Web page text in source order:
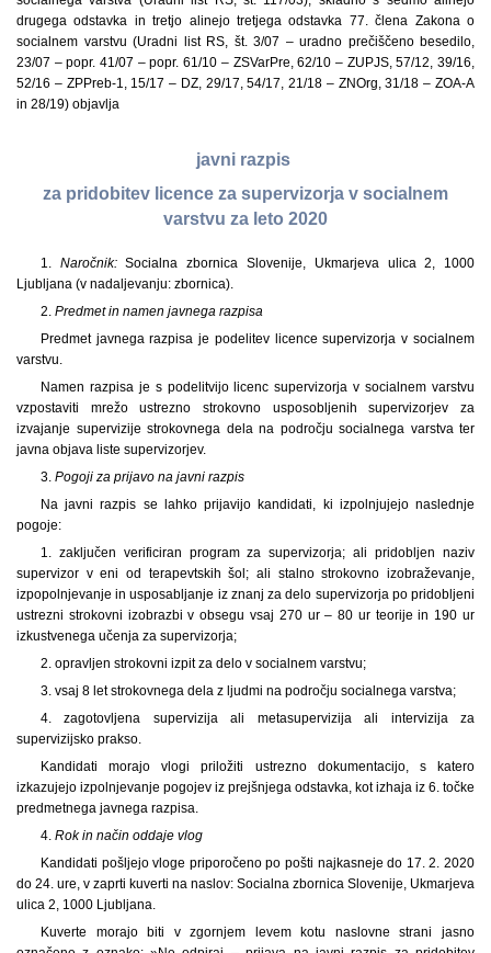
drugega odstavka in tretjo alinejo tretjega odstavka 77. člena Zakona o
socialnem varstvu (Uradni list RS, št. 3/07 – uradno prečiščeno besedilo,
23/07 – popr. 41/07 – popr. 61/10 – ZSVarPre, 62/10 – ZUPJS, 57/12, 39/16,
52/16 – ZPPreb-1, 15/17 – DZ, 29/17, 54/17, 21/18 – ZNOrg, 31/18 – ZOA-A
in 28/19) objavlja
javni razpis
za pridobitev licence za supervizorja v socialnem
varstvu za leto 2020
1. Naročnik:Socialna zbornica Slovenije, Ukmarjeva ulica 2, 1000
Ljubljana (v nadaljevanju: zbornica).
2. Predmet in namen javnega razpisa
Predmet javnega razpisa je podelitev licence supervizorja v socialnem
varstvu.
Namen razpisa je s podelitvijo licenc supervizorja v socialnem varstvu
vzpostaviti mrežo ustrezno strokovno usposobljenih supervizorjev za
izvajanje supervizije strokovnega dela na področju socialnega varstva ter
javna objava liste supervizorjev.
3. Pogoji za prijavo na javni razpis
Na javni razpis se lahko prijavijo kandidati, ki izpolnjujejo naslednje
pogoje:
1. zaključen verificiran program za supervizorja; ali pridobljen naziv
supervizor v eni od terapevtskih šol; ali stalno strokovno izobraževanje,
izpopolnjevanje in usposabljanje iz znanj za delo supervizorja po pridobljeni
ustrezni strokovni izobrazbi v obsegu vsaj 270 ur – 80 ur teorije in 190 ur
izkustvenega učenja za supervizorja;
2. opravljen strokovni izpit za delo v socialnem varstvu;
3. vsaj 8 let strokovnega dela z ljudmi na področju socialnega varstva;
4. zagotovljena supervizija ali metasupervizija ali intervizija za
supervizijsko prakso.
Kandidati morajo vlogi priložiti ustrezno dokumentacijo, s katero
izkazujejo izpolnjevanje pogojev iz prejšnjega odstavka, kot izhaja iz 6. točke
predmetnega javnega razpisa.
4. Rok in način oddaje vlog
Kandidati pošljejo vloge priporočeno po pošti najkasneje do 17. 2. 2020
do 24. ure, v zaprti kuverti na naslov: Socialna zbornica Slovenije, Ukmarjeva
ulica 2, 1000 Ljubljana.
Kuverte morajo biti v zgornjem levem kotu naslovne strani jasno